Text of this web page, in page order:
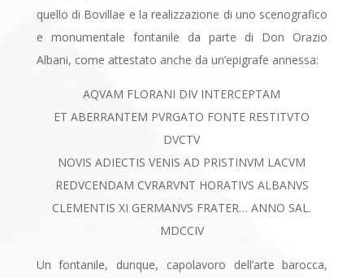
quello di Bovillae e la realizzazione di uno scenografico
e monumentale fontanile da parte di Don Orazio
Albani, come attestato anche da un’epigrafe annessa:
AQVAM FLORANI DIV INTERCEPTAM
ET ABERRANTEM PVRGATO FONTE RESTITVTO
DVCTV
NOVIS ADIECTIS VENIS AD PRISTINVM LACVM
REDVCENDAM CVRARVNT HORATIVS ALBANVS
CLEMENTIS XI GERMANVS FRATER… ANNO SAL.
MDCCIV
Un fontanile, dunque, capolavoro dell’arte barocca,